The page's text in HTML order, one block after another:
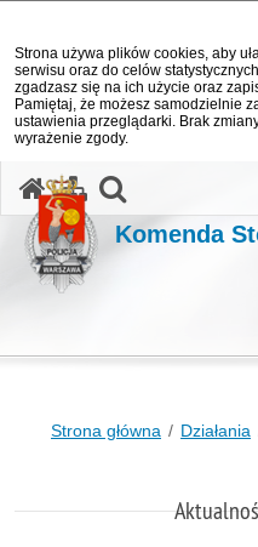
Strona używa plików cookies, aby
serwisu oraz do celów
zgadzasz się na ich użycie oraz
Pamiętaj, że możesz samodzielnie
ustawienia przeglądarki. Brak
wyrażenie zgody.
Komenda
Strona główna Działania